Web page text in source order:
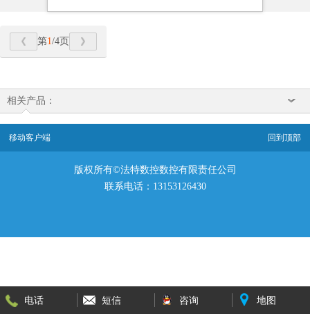
第1/4页
相关产品：
移动客户端 回到顶部
版权所有©法特数控数控有限责任公司
联系电话：13153126430
电话 短信 咨询 地图